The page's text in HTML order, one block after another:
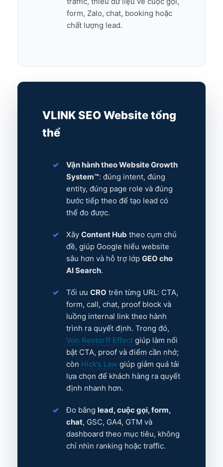
form, Zalo, chat, booking hoặc
chất lượng lead.
VLINK SEO Website tổng
thể
Vận hành theo Website Growth
System™: đúng intent, đúng
entity, đúng page role và đúng
bước tiếp theo để tạo lead có
thể đo được.
Xây Content Hub theo cụm chủ
đề, giúp Google hiểu website
sâu hơn và hỗ trợ lớp GEO cho
AI Search.
Tối ưu CRO trên từng URL: CTA,
form, call, chat, proof block và
luồng internal link theo hành
trình ra quyết định. Trong đó,
Von Restorff Effect giúp làm nổi
bật CTA, proof và điểm cần nhớ;
còn Hick’s Law giúp giảm quá tải
lựa chọn để khách hàng ra quyết
định nhanh hơn.
Đo bằng lead, cuộc gọi, form,
chat, GSC, GA4, GTM và
dashboard theo mục tiêu, không
chỉ nhìn ranking hoặc traffic.